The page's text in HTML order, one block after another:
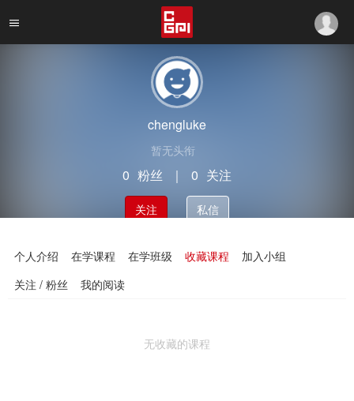
chengluke
暂无头衔
0 粉丝 ｜ 0 关注
关注 私信
个人介绍 在学课程 在学班级 收藏课程
加入小组
关注 / 粉丝
我的阅读
无收藏的课程